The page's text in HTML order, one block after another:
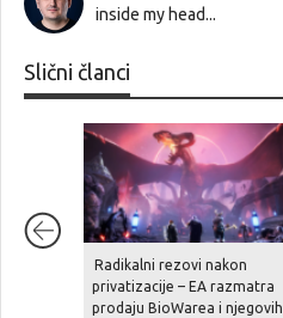
inside my head...
Slični članci
Radikalni rezovi nakon
privatizacije – EA razmatra
prodaju BioWarea i njegovih